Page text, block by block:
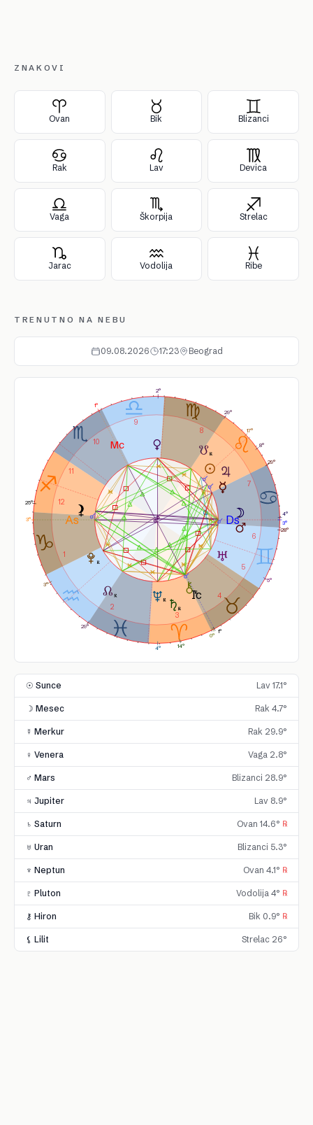
ZNAKOVI
Ovan Bik Blizanci
Rak Lav Devica
Vaga Škorpija Strelac
Jarac Vodolija Ribe
TRENUTNO NA NEBU
09.08.2026 17:23 Beograd
1
2
3
4
5
6
7
8
9
10
11
12
17°
4°
29°
2°
28°
8°
14°
5°
4°
3°
29°
0°
3°
1°
3°
1°
25°
29°
☉ Sunce Lav 17.1°
☽ Mesec Rak 4.7°
☿ Merkur Rak 29.9°
♀ Venera Vaga 2.8°
♂ Mars Blizanci 28.9°
♃ Jupiter Lav 8.9°
♄ Saturn Ovan 14.6° ℞
♅ Uran Blizanci 5.3°
♆ Neptun Ovan 4.1° ℞
♇ Pluton Vodolija 4° ℞
⚷ Hiron Bik 0.9° ℞
⚸ Lilit Strelac 26°